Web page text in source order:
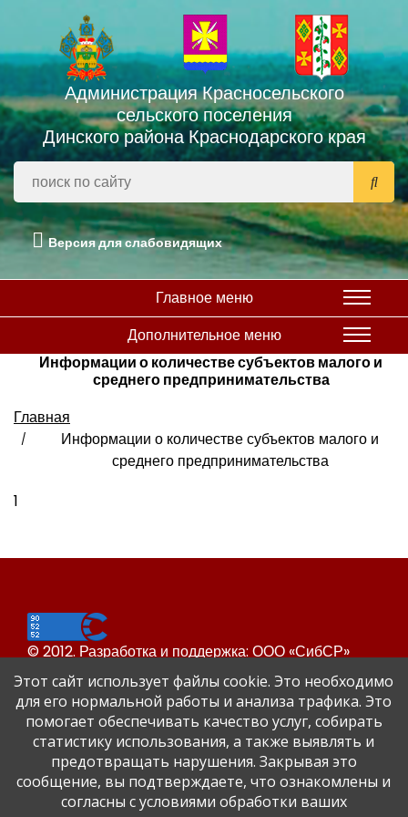
Администрация Красносельского
сельского поселения
Динского района Краснодарского края
Версия для слабовидящих
Главное меню
Дополнительное меню
Информации о количестве субъектов малого и
среднего предпринимательства
Главная
Информации о количестве субъектов малого и
среднего предпринимательства
1
© 2012. Разработка и поддержка: ООО «СибСР»
Все права защищены законом и международными
соглашениями.
Этот сайт использует файлы cookie. Это необходимо
для его нормальной работы и анализа трафика. Это
помогает обеспечивать качество услуг, собирать
статистику использования, а также выявлять и
предотвращать нарушения. Закрывая это
сообщение, вы подтверждаете, что ознакомлены и
согласны с условиями обработки ваших